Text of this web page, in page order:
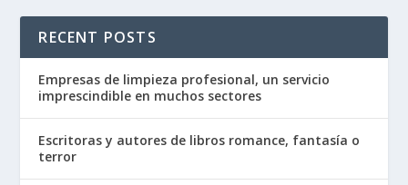
RECENT POSTS
Empresas de limpieza profesional, un servicio
imprescindible en muchos sectores
Escritoras y autores de libros romance, fantasía o
terror